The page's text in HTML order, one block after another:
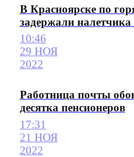
В Красноярске по
задержали налетчика
10:46
29 НОЯ
2022
Работница почты
десятка пенсионеров
17:31
21 НОЯ
2022